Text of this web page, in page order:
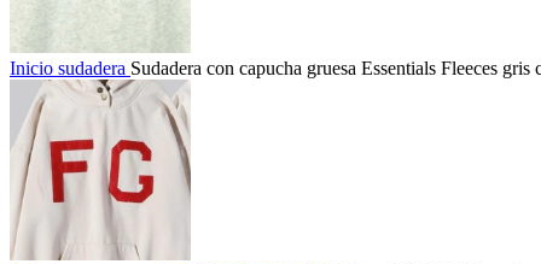
Inicio sudadera Sudadera con capucha gruesa Essentials Fleeces gris